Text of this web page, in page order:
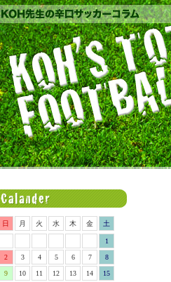
日 月 火 水 木 金 土
1
2 3 4 5 6 7 8
9 10 11 12 13 14 15